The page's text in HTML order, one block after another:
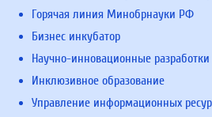
Горячая линия Минобрнауки РФ
Бизнес инкубатор
Научно-инновационные разработки
Инклюзивное образование
Управление информационных